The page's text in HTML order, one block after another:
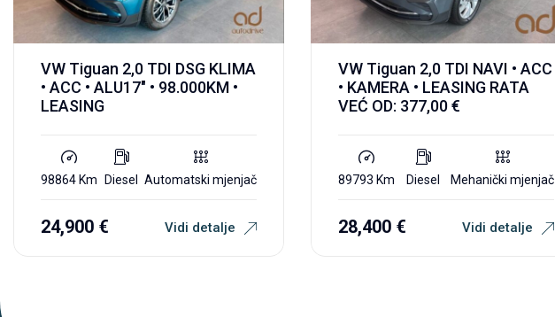
VW Tiguan 2,0 TDI DSG KLIMA
• ACC • ALU17″ • 98.000KM •
LEASING
98864 Km Diesel Automatski mjenjač
24,900 € Vidi detalje
VW Tiguan 2,0 TDI NAVI • ACC
• KAMERA • LEASING RATA
VEĆ OD: 377,00 €
89793 Km Diesel Mehanički mjenjač
28,400 € Vidi detalje